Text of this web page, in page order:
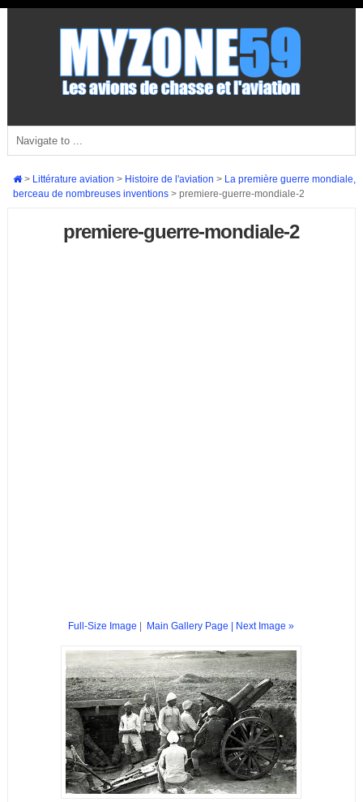
> Littérature aviation > Histoire de l'aviation > La première guerre mondiale,
berceau de nombreuses inventions> premiere-guerre-mondiale-2
premiere-guerre-mondiale-2
Full-Size Image Main Gallery Page | Next Image »